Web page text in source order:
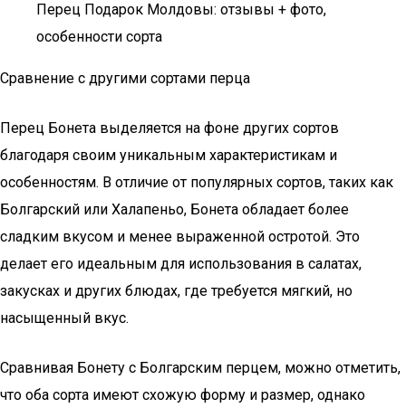
Перец Подарок Молдовы: отзывы + фото,
особенности сорта
Сравнение с другими сортами перца
Перец Бонета выделяется на фоне других сортов
благодаря своим уникальным характеристикам и
особенностям. В отличие от популярных сортов, таких как
Болгарский или Халапеньо, Бонета обладает более
сладким вкусом и менее выраженной остротой. Это
делает его идеальным для использования в салатах,
закусках и других блюдах, где требуется мягкий, но
насыщенный вкус.
Сравнивая Бонету с Болгарским перцем, можно отметить,
что оба сорта имеют схожую форму и размер, однако